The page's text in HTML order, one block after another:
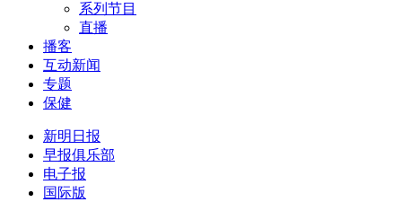
系列节目
直播
播客
互动新闻
专题
保健
新明日报
早报俱乐部
电子报
国际版